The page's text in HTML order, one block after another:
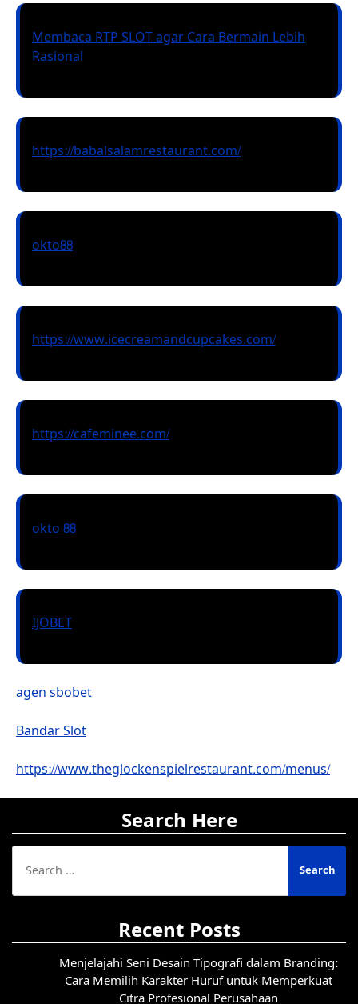
Membaca RTP SLOT agar Cara Bermain Lebih
Rasional
https://babalsalamrestaurant.com/
okto88
https://www.icecreamandcupcakes.com/
https://cafeminee.com/
okto 88
IJOBET
agen sbobet
Bandar Slot
https://www.theglockenspielrestaurant.com/menus/
Search Here
Search
for:
Recent Posts
Menjelajahi Seni Desain Tipografi dalam Branding:
Cara Memilih Karakter Huruf untuk Memperkuat
Citra Profesional Perusahaan